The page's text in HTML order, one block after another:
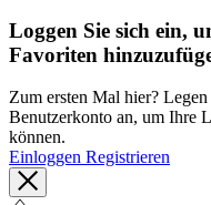
Loggen Sie sich ein,
Favoriten
Zum ersten Mal hier?
Benutzerkonto an, um Ihre
können.
Einloggen Registrieren